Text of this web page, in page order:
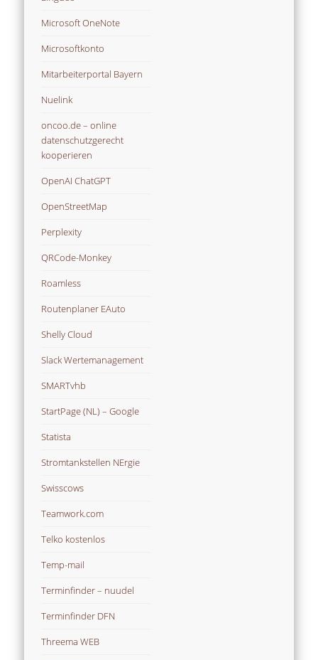
Microsoft OneNote
Microsoftkonto
Mitarbeiterportal Bayern
Nuelink
oncoo.de – online
datenschutzgerecht
kooperieren
OpenAI ChatGPT
OpenStreetMap
Perplexity
QRCode-Monkey
Roamless
Routenplaner EAuto
Shelly Cloud
Slack Wertemanagement
SMARTvhb
StartPage (NL) – Google
Statista
Stromtankstellen NErgie
Swisscows
Teamwork.com
Telko kostenlos
Temp-mail
Terminfinder – nuudel
Terminfinder DFN
Threema WEB